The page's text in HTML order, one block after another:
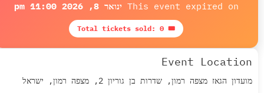
This event expired on ינואר 8, 2026 11:00 pm
🎟 Total tickets sold: 0
Event Location
מועדון הגאז מצפה רמון, שדרות בן גוריון 2, מצפה רמון, ישראל